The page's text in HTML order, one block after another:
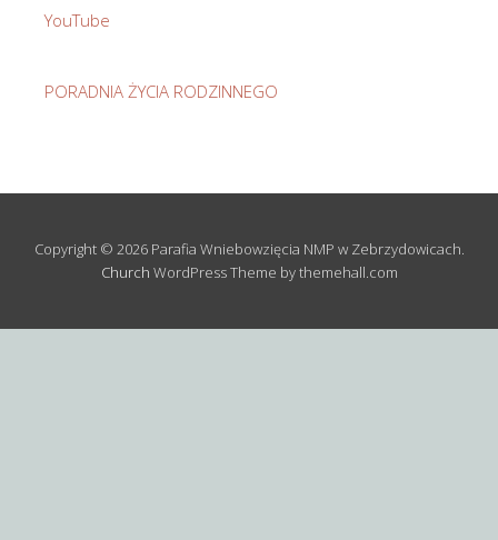
YouTube
PORADNIA ŻYCIA RODZINNEGO
Copyright © 2026 Parafia Wniebowzięcia NMP w Zebrzydowicach.
Church WordPress Theme by themehall.com